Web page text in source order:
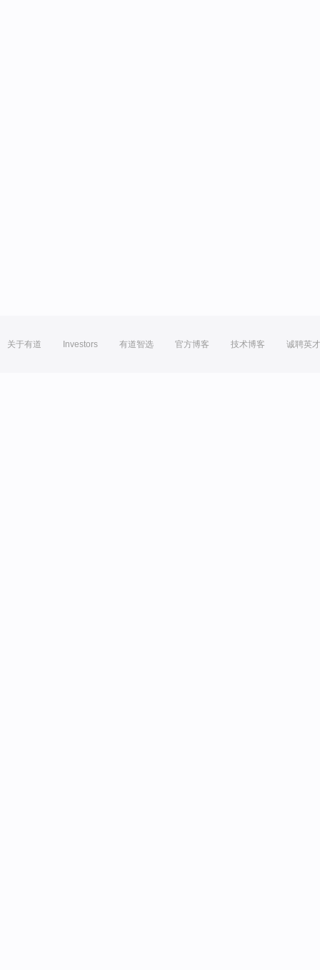
关于有道 Investors 有道智选 官方博客 技术博客 诚聘英才